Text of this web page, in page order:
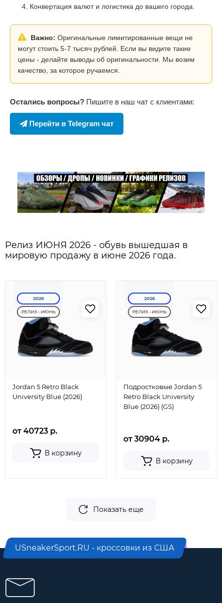
Конвертация валют и логистика до вашего города.
Важно: Оригинальные лимитированные вещи не
могут стоить 5-7 тысяч рублей. Если вы видите такие
цены - делайте выводы об оригинальности. Мы возим
качество, за которое ручаемся.
Остались вопросы? Пишите в наш чат с клиентами:
Перейти в Telegram чат
Релиз ИЮНЯ 2026 - обувь вышедшая в
мировую продажу в июне 2026 года.
2026
РЕЛИЗ - ИЮНЬ
Jordan 5 Retro Black
University Blue (2026)
от 40723 р.
В корзину
2026
РЕЛИЗ - ИЮНЬ
Подростковые Jordan 5
Retro Black University
Blue (2026) (GS)
от 30904 р.
В корзину
Показать еще
USneakerSport.RU - кроссовки из США